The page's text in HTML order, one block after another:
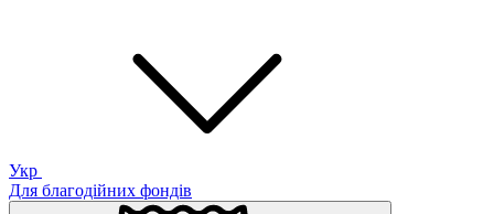
Укр
Для благодійних фондів